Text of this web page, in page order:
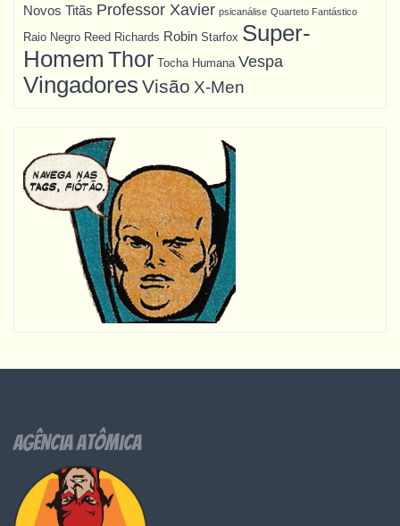
Novos Titãs Professor Xavier psicanálise Quarteto Fantástico
Raio Negro Reed Richards Robin Starfox Super-
Homem Thor Tocha Humana Vespa
Vingadores Visão X-Men
Agência Atômica